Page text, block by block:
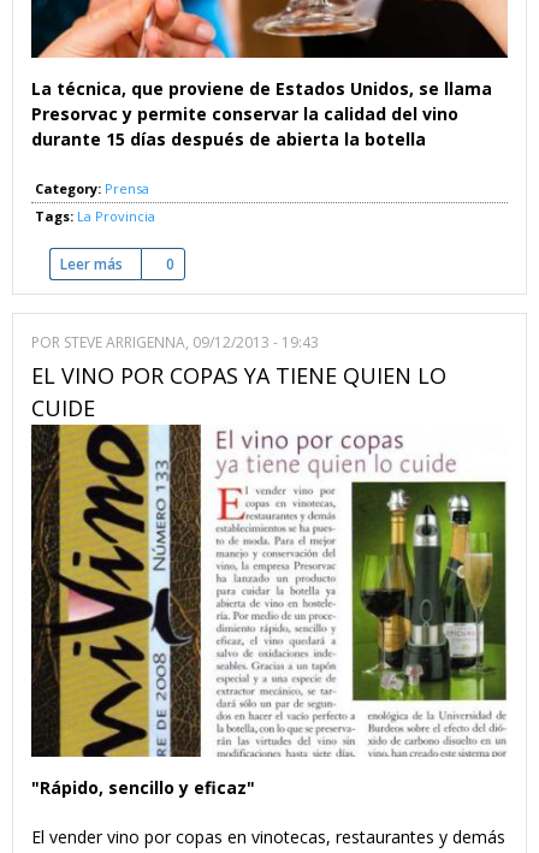
La técnica, que proviene de Estados Unidos, se llama
Presorvac y permite conservar la calidad del vino
durante 15 días después de abierta la botella
Category: Prensa
Tags: La Provincia
Leer más sobre Los bodegueros de Tenerife aplican una técnica
0
POR STEVE ARRIGENNA, 09/12/2013 - 19:43
EL VINO POR COPAS YA TIENE QUIEN LO
CUIDE
"Rápido, sencillo y eficaz"
El vender vino por copas en vinotecas, restaurantes y demás